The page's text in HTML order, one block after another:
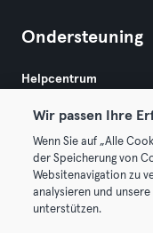
Ondersteuning
Helpcentrum
Algemene Voorwaarden
Wir passen Ihre
Wenn Sie auf „Alle
der Speicherung von
Websitenavigation zu
analysieren und
unterstützen.